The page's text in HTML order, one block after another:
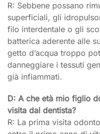
R: Sebbene possano
superficiali, gli
filo interdentale o gli
batterica aderente alle
getto d’acqua troppo
danneggiare i tessuti
già infiammati.
D: A che età mio figlio
visita dal dentista?
R: La prima visita